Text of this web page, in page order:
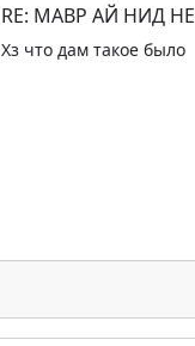
RE: МАВР АЙ НИД
Хз что дам такое было